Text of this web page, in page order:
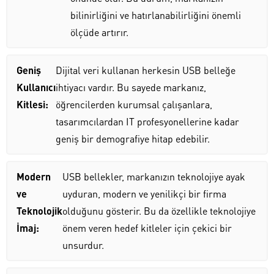
bilinirliğini ve hatırlanabilirliğini önemli
ölçüde artırır.
Geniş
Kullanıcı
Kitlesi:
Dijital veri kullanan herkesin USB belleğe
ihtiyacı vardır. Bu sayede markanız,
öğrencilerden kurumsal çalışanlara,
tasarımcılardan IT profesyonellerine kadar
geniş bir demografiye hitap edebilir.
Modern
ve
Teknolojik
İmaj:
USB bellekler, markanızın teknolojiye ayak
uyduran, modern ve yenilikçi bir firma
olduğunu gösterir. Bu da özellikle teknolojiye
önem veren hedef kitleler için çekici bir
unsurdur.